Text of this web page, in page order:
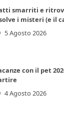
smarriti e
i misteri (e il
5 Agosto 2026
con il pet
4 Agosto 2026